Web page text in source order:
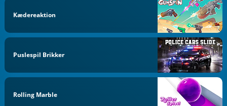
Kædereaktion
Puslespil Brikker
Rolling Marble